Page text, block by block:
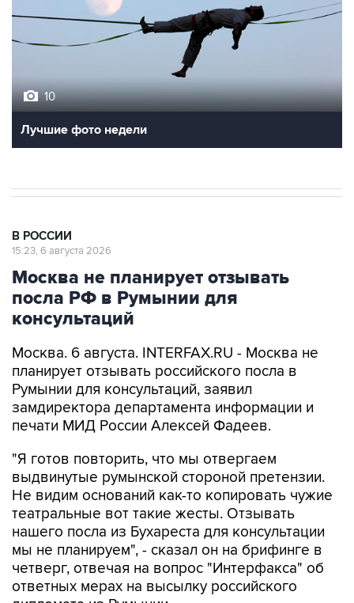
Лучшие фото недели
Москва не планирует отзывать
посла РФ в Румынии для
консультаций
Москва. 6 августа. INTERFAX.RU - Москва не
Румынии для консультаций, заявил
замдиректора департамента информации и
печати МИД России Алексей Фадеев.
"Я готов повторить, что мы отвергаем
Не видим оснований как-то копировать чужие
театральные вот такие жесты. Отзывать
нашего посла из Бухареста для консультации
мы не планируем", - сказал он на брифинге в
четверг, отвечая на вопрос "Интерфакса" об
ответных мерах на высылку российского
дипломата из Румынии.